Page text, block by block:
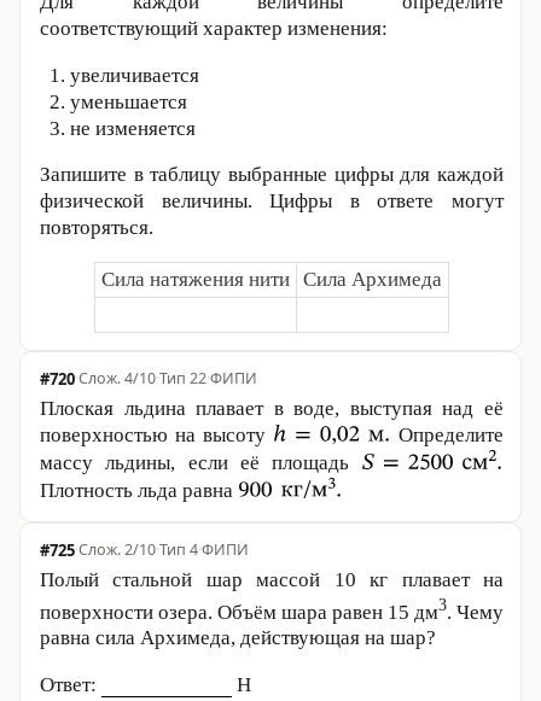
соответствующий характер изменения:
увеличивается
уменьшается
не изменяется
Запишите в таблицу выбранные цифры для каждой
физической величины. Цифры в ответе могут
повторяться.
Сила натяжения нити Сила Архимеда
#720· 4/10·Тип 22·ФИПИ
Плоская льдина плавает в воде, выступая над её
поверхностью на высоту
Определите
массу льдины, если её площадь
Плотность льда равна
#725· 2/10·Тип 4·ФИПИ
Полый стальной шар массой 10 кг плавает на
поверхности озера. Объём шара равен 15 дм3. Чему
равна сила Архимеда, действующая на шар?
Ответ: Н